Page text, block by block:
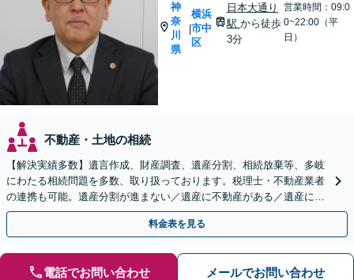
神
奈
川
県
|
横浜
市中
区
日本大通り
駅 から徒歩
3分
営業時間：09:0
0~22:00（平
日）
不動産・土地の相続
【解決実績多数】遺言作成、財産調査、遺産分割、相続放棄等、多岐
にわたる相続問題を多数、取り扱っております。税理士・不動産業者
の連携も可能。遺産分割が進まない／遺産に不動産がある／遺産に負
債がある（限定承認）等、相続のご相談はお任せください。
料金表を見る
電話でお問い合わせ メールでお問い合わせ